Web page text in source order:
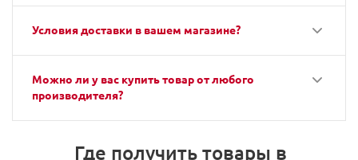
Условия доставки в вашем магазине?
Можно ли у вас купить товар от любого
производителя?
Где получить товары в